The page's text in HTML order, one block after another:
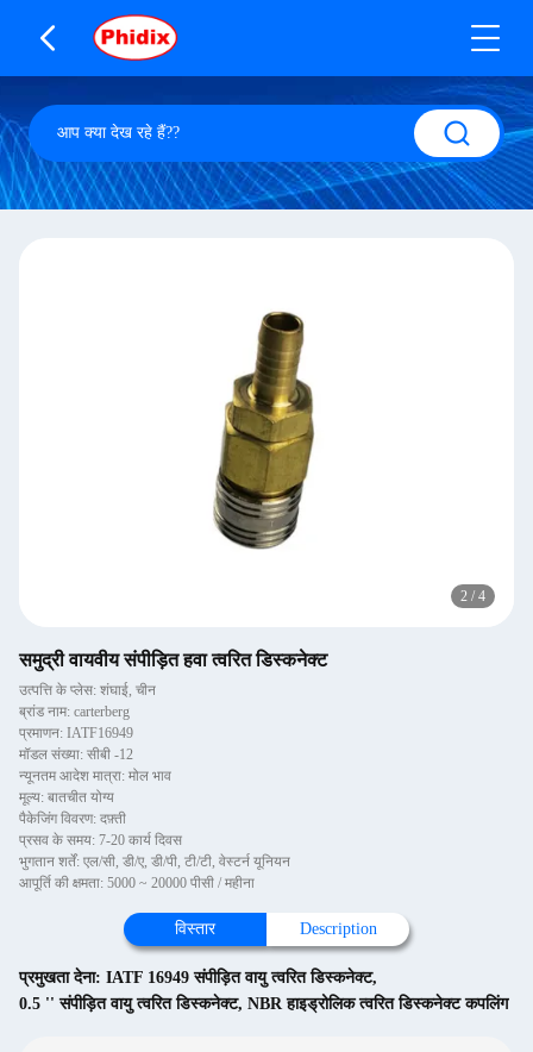
2 / 4
समुद्री वायवीय संपीड़ित हवा त्वरित डिस्कनेक्ट
उत्पत्ति के प्लेस: शंघाई, चीन
ब्रांड नाम: carterberg
प्रमाणन: IATF16949
मॉडल संख्या: सीबी -12
न्यूनतम आदेश मात्रा: मोल भाव
मूल्य: बातचीत योग्य
पैकेजिंग विवरण: दफ़्ती
प्रसव के समय: 7-20 कार्य दिवस
भुगतान शर्तें: एल/सी, डी/ए, डी/पी, टी/टी, वेस्टर्न यूनियन
आपूर्ति की क्षमता: 5000 ~ 20000 पीसी / महीना
विस्तार Description
प्रमुखता देना: IATF 16949 संपीड़ित वायु त्वरित डिस्कनेक्ट,
0.5 '' संपीड़ित वायु त्वरित डिस्कनेक्ट, NBR हाइड्रोलिक त्वरित डिस्कनेक्ट कपलिंग